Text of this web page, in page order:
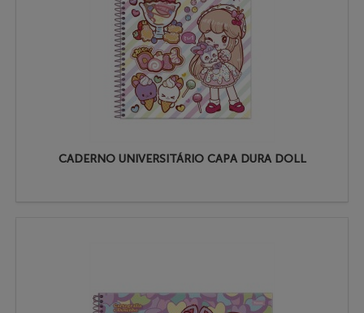
CADERNO UNIVERSITÁRIO CAPA DURA DOLL